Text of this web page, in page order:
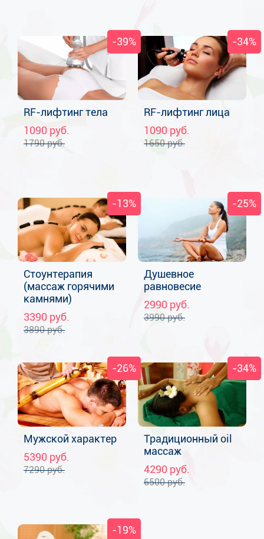
-39%
RF-лифтинг тела
1090 руб.
1790руб.
-34%
RF-лифтинг лица
1090 руб.
1650руб.
-13%
Стоунтерапия
(массаж горячими
камнями)
3390 руб.
3890руб.
-25%
Душевное
равновесие
2990 руб.
3990руб.
-26%
Мужской характер
5390 руб.
7290руб.
-34%
Традиционный oil
массаж
4290 руб.
6500руб.
-19%